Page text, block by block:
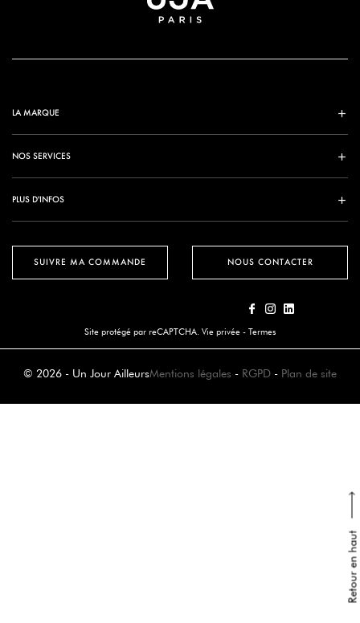
Retour en haut
SUIVRE MA COMMANDE
LA MARQUE
NOS SERVICES
PLUS D'INFOS
NOUS CONTACTER
Site protégé par reCAPTCHA. Vie privée - Termes
© 2026 - Un Jour AilleursMentions légales - RGPD - Plan de site